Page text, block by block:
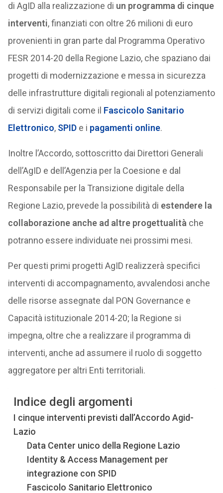
di AgID alla realizzazione di un programma di cinque
interventi, finanziati con oltre 26 milioni di euro
provenienti in gran parte dal Programma Operativo
FESR 2014-20 della Regione Lazio, che spaziano dai
progetti di modernizzazione e messa in sicurezza
delle infrastrutture digitali regionali al potenziamento
di servizi digitali come il Fascicolo Sanitario
Elettronico, SPIDe i pagamenti online.
Inoltre l’Accordo, sottoscritto dai Direttori Generali
dell’AgID e dell’Agenzia per la Coesione e dal
Responsabile per la Transizione digitale della
Regione Lazio, prevede la possibilità di estendere la
collaborazione anche ad altre progettualità che
potranno essere individuate nei prossimi mesi.
Per questi primi progetti AgID realizzerà specifici
interventi di accompagnamento, avvalendosi anche
delle risorse assegnate dal PON Governance e
Capacità istituzionale 2014-20; la Regione si
impegna, oltre che a realizzare il programma di
interventi, anche ad assumere il ruolo di soggetto
aggregatore per altri Enti territoriali.
Indice degli argomenti
I cinque interventi previsti dall’Accordo Agid-
Lazio
Data Center unico della Regione Lazio
Identity & Access Management per
integrazione con SPID
Fascicolo Sanitario Elettronico